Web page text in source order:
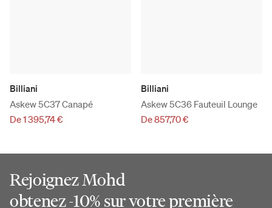
Billiani
Askew 5C37 Canapé
De 1 395,74 €
Billiani
Askew 5C36 Fauteuil Lounge
De 857,70 €
Rejoignez Mohd
obtenez -10% sur votre première